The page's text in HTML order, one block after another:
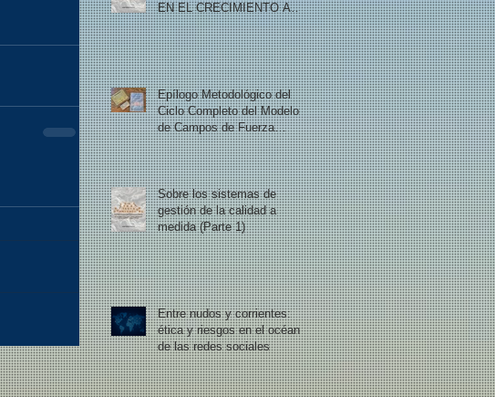
EN EL CRECIMIENTO A
PARTIR DE LA CRISIS
Epílogo Metodológico del
Ciclo Completo del Modelo
de Campos de Fuerza
Armonizados
Sobre los sistemas de
gestión de la calidad a
medida (Parte 1)
Entre nudos y corrientes:
ética y riesgos en el océano
de las redes sociales